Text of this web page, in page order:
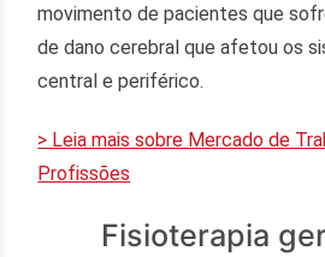
movimento de pacientes que
de dano cerebral que afetou os
central e periférico.
> Leia mais sobre Mercado de
Profissões
Fisioterapia